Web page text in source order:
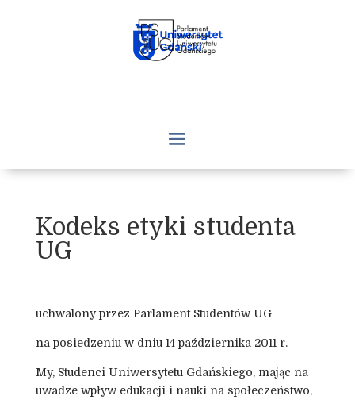
Kodeks etyki studenta
UG
uchwalony przez Parlament Studentów UG
na posiedzeniu w dniu 14 października 2011 r.
My, Studenci Uniwersytetu Gdańskiego, mając na
uwadze wpływ edukacji i nauki na społeczeństwo,